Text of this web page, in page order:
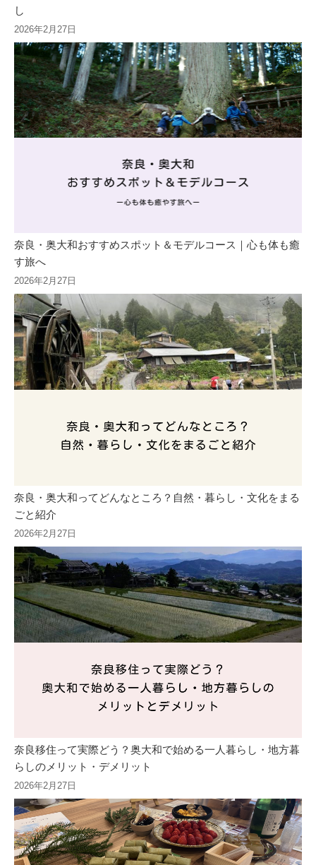
し
2026年2月27日
奈良・奥大和おすすめスポット＆モデルコース｜心も体も癒
す旅へ
2026年2月27日
奈良・奥大和ってどんなところ？自然・暮らし・文化をまる
ごと紹介
2026年2月27日
奈良移住って実際どう？奥大和で始める一人暮らし・地方暮
らしのメリット・デメリット
2026年2月27日